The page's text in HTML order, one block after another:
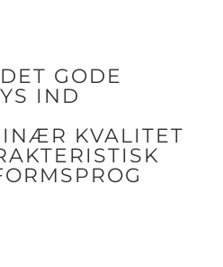
GODE
IND
KVALITET